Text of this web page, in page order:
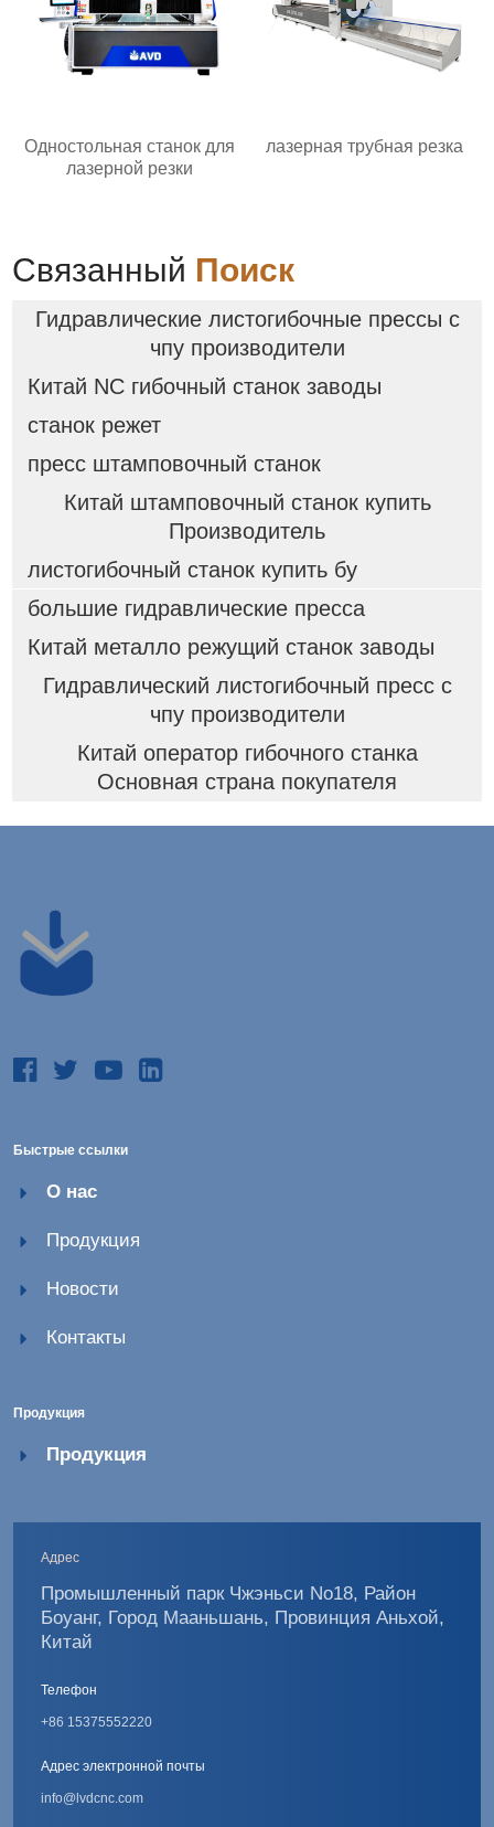
Одностольная станок для
лазерной резки
лазерная трубная резка
Связанный Поиск
Гидравлические листогибочные прессы с
чпу производители
Китай NC гибочный станок заводы
станок режет
пресс штамповочный станок
Китай штамповочный станок купить
Производитель
листогибочный станок купить бу
большие гидравлические пресса
Китай металло режущий станок заводы
Гидравлический листогибочный пресс с
чпу производители
Китай оператор гибочного станка
Основная страна покупателя
Быстрые ссылки
О нас
Продукция
Новости
Контакты
Продукция
Продукция
Адрес
Промышленный парк Чжэньси No18, Район
Боуанг, Город Мааньшань, Провинция Аньхой,
Китай
Телефон
+86 15375552220
Адрес электронной почты
info@lvdcnc.com